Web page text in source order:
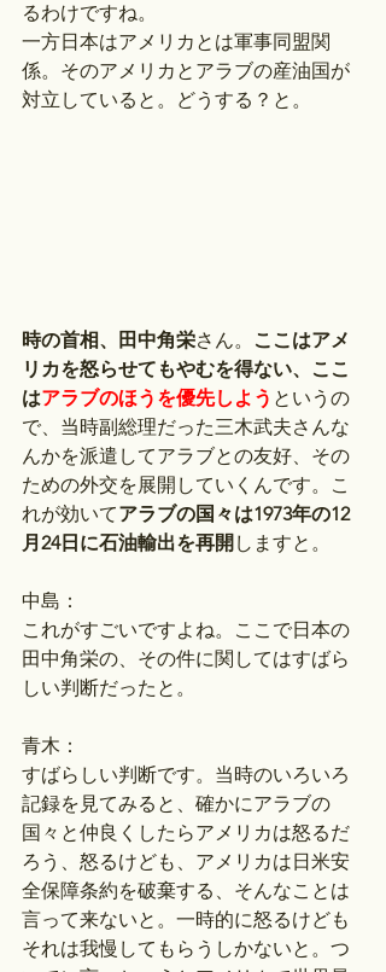
るわけですね。
一方日本はアメリカとは軍事同盟関
係。そのアメリカとアラブの産油国が
対立していると。どうする？と。
時の首相、田中角栄さん。
ここはアメ
リカを怒らせてもやむを得ない、ここ
はアラブのほうを優先しよう というの
で、当時副総理だった三木武夫さんな
んかを派遣してアラブとの友好、その
ための外交を展開していくんです。こ
れが効いてアラブの国々は1973年の12
月24日に石油輸出を再開 しますと。
中島：
これがすごいですよね。ここで日本の
田中角栄の、その件に関してはすばら
しい判断だったと。
青木：
すばらしい判断です。当時のいろいろ
記録を見てみると、確かにアラブの
国々と仲良くしたらアメリカは怒るだ
ろう、怒るけども、アメリカは日米安
全保障条約を破棄する、そんなことは
言って来ないと。一時的に怒るけども
それは我慢してもらうしかないと。つ